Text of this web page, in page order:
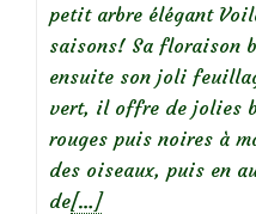
petit arbre élégant
saisons! Sa floraison
ensuite son joli
vert, il offre de jolies
rouges puis noires à
des oiseaux, puis en
deEn
[…]